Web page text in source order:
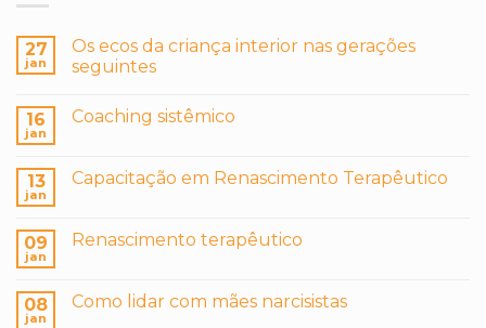
27
jan
Os ecos da criança interior nas gerações
seguintes
16
jan
Coaching sistêmico
13
jan
Capacitação em Renascimento Terapêutico
09
jan
Renascimento terapêutico
08
jan
Como lidar com mães narcisistas